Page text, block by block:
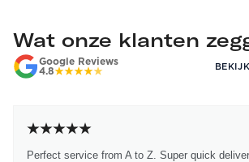
Wat onze klanten
Google Reviews
4.8
Perfect service from A to Z. Super quick